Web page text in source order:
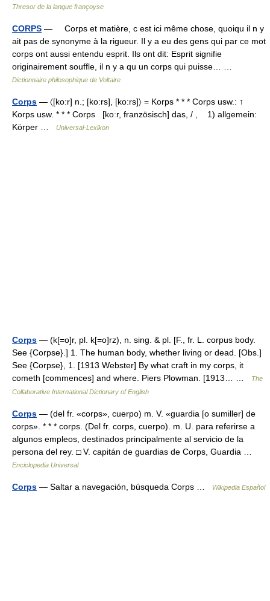
Thresor de la langue françoyse
CORPS — Corps et matière, c est ici même chose, quoiqu il n y
ait pas de synonyme à la rigueur. Il y a eu des gens qui par ce mot
corps ont aussi entendu esprit. Ils ont dit: Esprit signifie
originairement souffle, il n y a qu un corps qui puisse… …
Dictionnaire philosophique de Voltaire
Corps — 〈[ko:r] n.; [ko:rs], [ko:rs]〉 = Korps * * * Corps usw.: ↑
Korps usw. * * * Corps [koːr, französisch] das, / , 1) allgemein:
Körper …
Universal-Lexikon
Corps — (k[=o]r, pl. k[=o]rz), n. sing. & pl. [F., fr. L. corpus body.
See {Corpse}.] 1. The human body, whether living or dead. [Obs.]
See {Corpse}, 1. [1913 Webster] By what craft in my corps, it
cometh [commences] and where. Piers Plowman. [1913… …
The
Collaborative International Dictionary of English
Corps — (del fr. «corps», cuerpo) m. V. «guardia [o sumiller] de
corps». * * * corps. (Del fr. corps, cuerpo). m. U. para referirse a
algunos empleos, destinados principalmente al servicio de la
persona del rey. □ V. capitán de guardias de Corps, Guardia …
Enciclopedia Universal
Corps — Saltar a navegación, búsqueda Corps … Wikipedia Español